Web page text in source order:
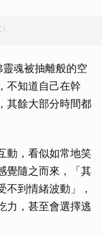
魂被抽離般的空
不知道自己在幹
其餘大部分時間都
動，看似如常地笑
覺隨之而來，「其
不到情緒波動」，
力，甚至會選擇逃